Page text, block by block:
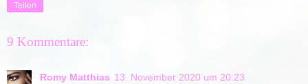
Teilen
9 Kommentare:
Romy Matthias 13. November 2020 um 20:23